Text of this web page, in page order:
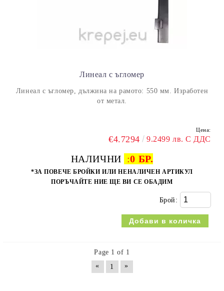
Линеал с ъгломер
Линеал с ъгломер, дължина на рамото: 550 мм. Изработен
от метал.
Цена:
€4.7294 9.2499 лв. С ДДС
НАЛИЧНИ :0 БР.
*ЗА ПОВЕЧЕ БРОЙКИ ИЛИ НЕНАЛИЧЕН АРТИКУЛ
ПОРЪЧАЙТЕ НИЕ ЩЕ ВИ СЕ ОБАДИМ
Брой:
Page 1 of 1
«
1 »